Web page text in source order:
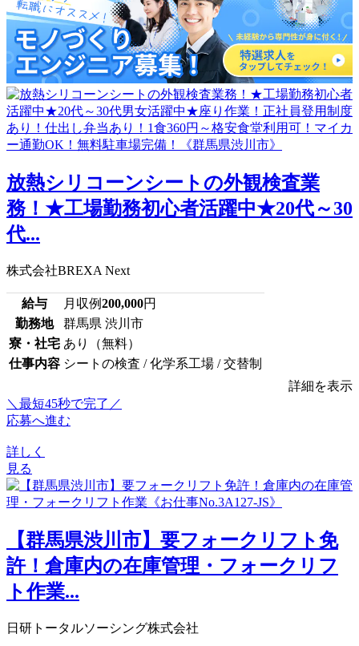
放熱シリコーンシートの外観検査業
務！★工場勤務初心者活躍中★20代～30
代...
株式会社BREXA Next
給与 月収例200,000円
勤務地
群馬県 渋川市
寮・社宅 あり（無料）
仕事内容 シートの検査 / 化学系工場 / 交替制
詳細を表示
＼最短45秒で完了／
応募へ進む
詳しく
見る
【群馬県渋川市】要フォークリフト免
許！倉庫内の在庫管理・フォークリフ
ト作業...
日研トータルソーシング株式会社